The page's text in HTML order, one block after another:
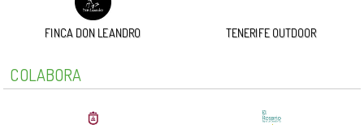
FINCA DON LEANDRO TENERIFE OUTDOOR
COLABORA